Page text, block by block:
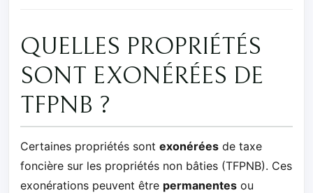
QUELLES PROPRIÉTÉS
SONT EXONÉRÉES DE
TFPNB ?
Certaines propriétés sont exonérées de taxe
foncière sur les propriétés non bâties (TFPNB). Ces
exonérations peuvent être permanentes ou